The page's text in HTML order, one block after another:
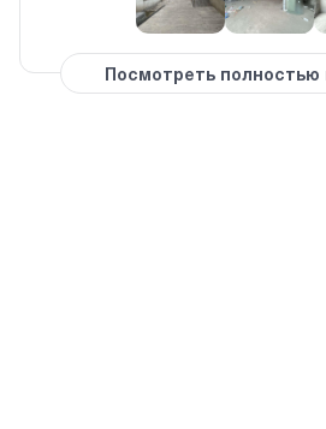
Посмотреть полностью